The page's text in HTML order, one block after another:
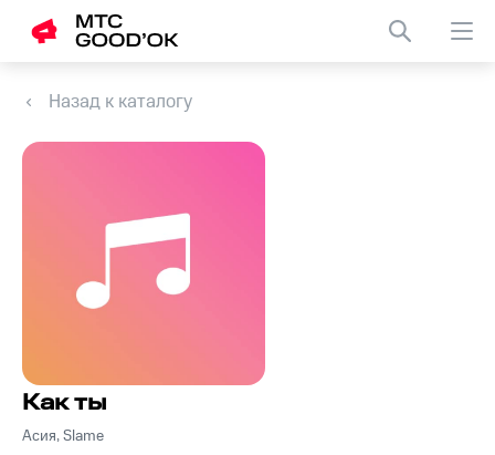
Назад к каталогу
Как ты
Асия, Slame